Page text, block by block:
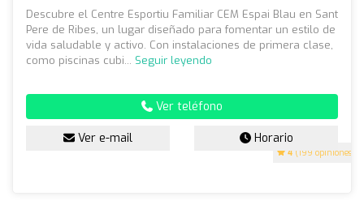
4 (199 opiniones)
Descubre el Centre Esportiu Familiar CEM Espai Blau en Sant
Pere de Ribes, un lugar diseñado para fomentar un estilo de
vida saludable y activo. Con instalaciones de primera clase,
como piscinas cubi... Seguir leyendo
Ver teléfono
Ver e-mail Horario